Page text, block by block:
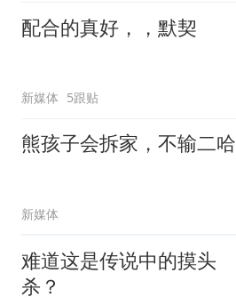
配合的真好，，默契
新媒体 5跟贴
熊孩子会拆家，不输二哈
新媒体
难道这是传说中的摸头
杀？